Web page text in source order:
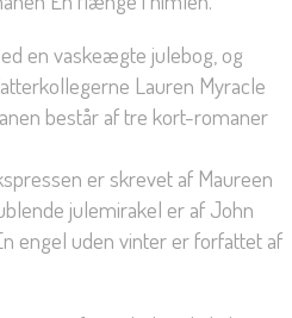
en vaskeægte julebog, og
Lauren Myracle
består af tre kort-romaner
er skrevet af Maureen
julemirakel er af John
engel uden vinter er forfattet af